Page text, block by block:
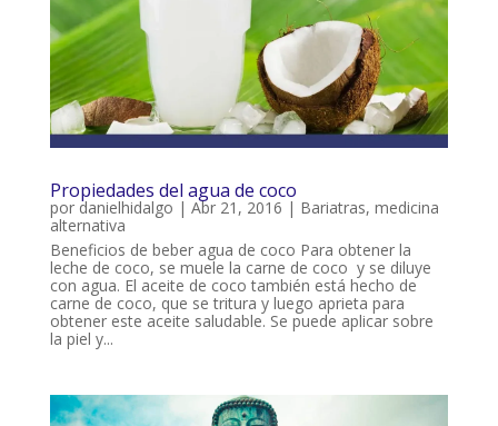
Propiedades del agua de coco
por danielhidalgo | Abr 21, 2016 | Bariatras, medicina
alternativa
Beneficios de beber agua de coco Para obtener la
leche de coco, se muele la carne de coco y se diluye
con agua. El aceite de coco también está hecho de
carne de coco, que se tritura y luego aprieta para
obtener este aceite saludable. Se puede aplicar sobre
la piel y...